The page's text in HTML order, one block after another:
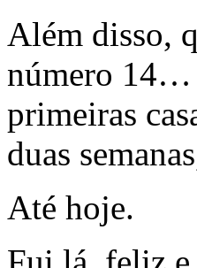
Além disso,
número 14…
primeiras
duas
Até hoje.